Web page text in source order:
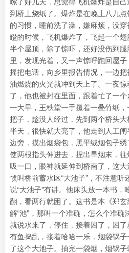
嗦了好几天，总觉得飞机爆炸是自
到桥上烧纸了。爆炸是在晚上八九
的习惯，睡前洗了澡，嫌麻烦，没
瞪的时候，飞机爆炸了，飞起一个
半个屋顶，除了惊吓，还好没伤到
里，发现光着，又一声惊呼跑回屋
摇把电话，向乡里报告情况，一边
油燃烧的火光就冲到天上了。一夜
了，他也被封在里面，跟着忙了一
一大早，王秩堂一手攥着一叠竹纸
把子，趁没人经过，先到两个桥头
半天，很快就大亮了，他走到人工
边旁，摸出烟袋包，黑平绒烟包子
使两根指头伸进去，捏出旱烟末，
吸一口，眼神就延伸到桥南了，这
惯叫桥前蓄水区“大池子”，不注意听
说“大池子”有讲。他床头放一本书，
翻，看两行就困了。这书是本《郑
解“池”，那叫一个准确，怎么个准确
就说水来了，停住，接着困了，困
有鱼捣乱，接着哈哈一乐，烟袋锅
了这个大池子。抽完一袋烟，烟锅